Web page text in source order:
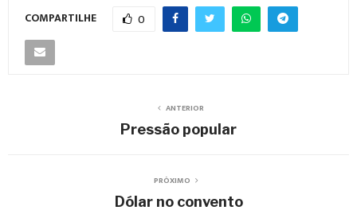
COMPARTILHE 0
ANTERIOR
Pressão popular
PRÓXIMO
Dólar no convento